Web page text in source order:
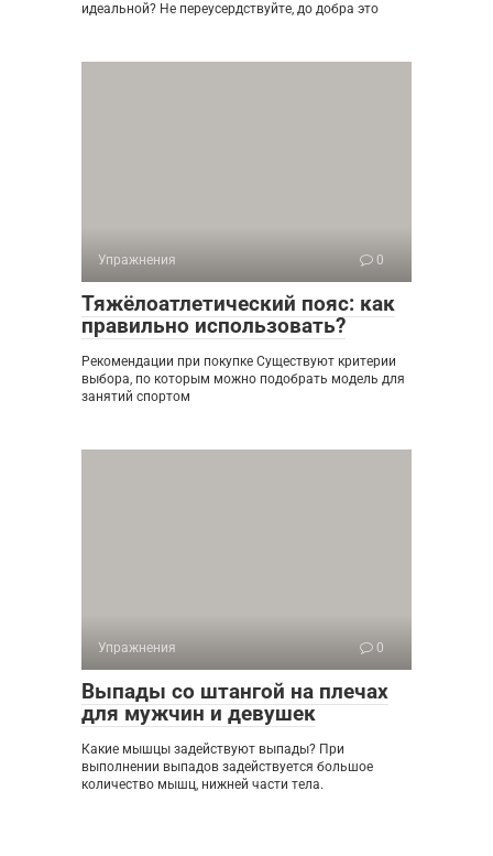
идеальной? Не переусердствуйте, до добра это
Упражнения 0
Тяжёлоатлетический пояс: как
правильно использовать?
Рекомендации при покупке Существуют критерии
выбора, по которым можно подобрать модель для
занятий спортом
Упражнения 0
Выпады со штангой на плечах
для мужчин и девушек
Какие мышцы задействуют выпады? При
выполнении выпадов задействуется большое
количество мышц, нижней части тела.